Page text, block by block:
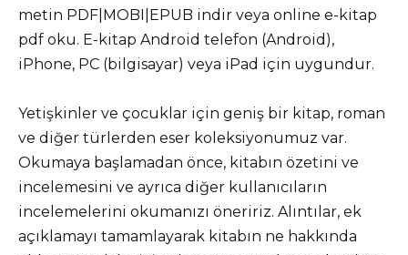
metin PDF|MOBI|EPUB indir veya online e-kitap
pdf oku. E-kitap Android telefon (Android),
iPhone, PC (bilgisayar) veya iPad için uygundur.
Yetişkinler ve çocuklar için geniş bir kitap, roman
ve diğer türlerden eser koleksiyonumuz var.
Okumaya başlamadan önce, kitabın özetini ve
incelemesini ve ayrıca diğer kullanıcıların
incelemelerini okumanızı öneririz. Alıntılar, ek
açıklamayı tamamlayarak kitabın ne hakkında